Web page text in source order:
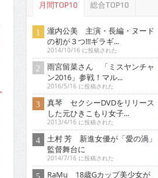
月間TOP10 総合TOP10
瀧内公美 主演・長編・ヌード
の初が３つ!!!ギラギ...
2014/10/16 に投稿された
雨宮留菜さん 「ミスヤンチャ
ン2016」参戦！マル...
2016/5/16 に投稿された
真琴 セクシーDVDをリリース
した元ひきこもり女子...
2013/4/16 に投稿された
土村 芳 新進女優が「愛の渦」
監督舞台に
2014/7/16 に投稿された
RaMu 18歳Gカップ美少女が